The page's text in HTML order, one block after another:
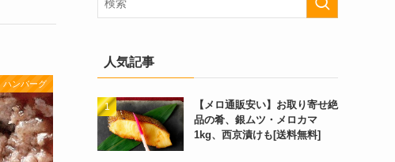
ハンバーグ
人気記事
【メロ通販安い】お取り寄せ絶
品の肴、銀ムツ・メロカマ
1kg、西京漬けも[送料無料]